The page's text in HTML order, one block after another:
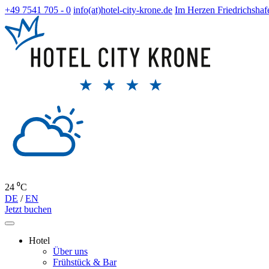
+49 7541 705 - 0 info(at)hotel-city-krone.de Im Herzen
24 ⁰C
DE /EN
Jetzt buchen
Hotel
Über uns
Frühstück & Bar